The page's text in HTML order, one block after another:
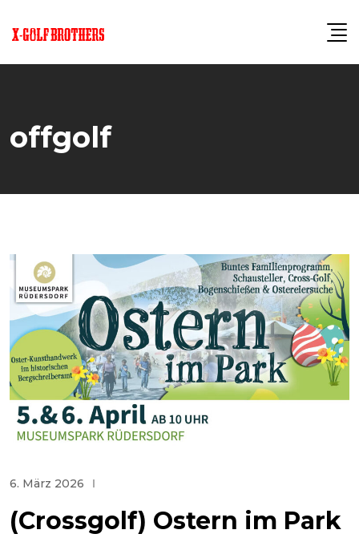
offgolf
6. März 2026
(Crossgolf) Ostern im Park